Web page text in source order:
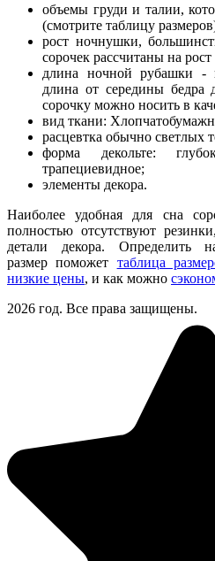
объемы груди и талии,
(смотрите таблицу
рост ночнушки,
сорочек рассчитаны на
длина ночной рубашки -
длина от середины бедра
сорочку можно носить в
вид ткани:
расцевтка обычно светлых
форма декольте:
трапециевидное;
элементы декора.
Наиболее удобная для сна
полностью отсутствуют
детали декора. Определить
размер поможет таблица
низкие цены, и как можно
2026 год. Все права защищены.